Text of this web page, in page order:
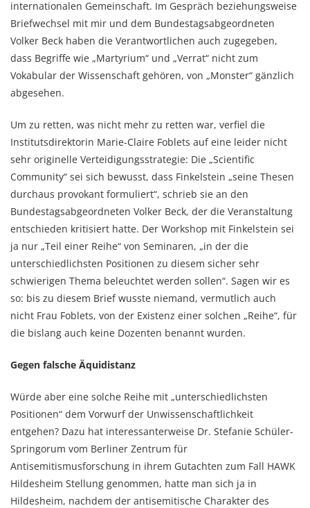
internationalen Gemeinschaft. Im Gespräch beziehungsweise
Briefwechsel mit mir und dem Bundestagsabgeordneten
Volker Beck haben die Verantwortlichen auch zugegeben,
dass Begriffe wie „Martyrium“ und „Verrat“ nicht zum
Vokabular der Wissenschaft gehören, von „Monster“ gänzlich
abgesehen.
Um zu retten, was nicht mehr zu retten war, verfiel die
Institutsdirektorin Marie-Claire Foblets auf eine leider nicht
sehr originelle Verteidigungsstrategie: Die „Scientific
Community“ sei sich bewusst, dass Finkelstein „seine Thesen
durchaus provokant formuliert“, schrieb sie an den
Bundestagsabgeordneten Volker Beck, der die Veranstaltung
entschieden kritisiert hatte. Der Workshop mit Finkelstein sei
ja nur „Teil einer Reihe“ von Seminaren, „in der die
unterschiedlichsten Positionen zu diesem sicher sehr
schwierigen Thema beleuchtet werden sollen“. Sagen wir es
so: bis zu diesem Brief wusste niemand, vermutlich auch
nicht Frau Foblets, von der Existenz einer solchen „Reihe“, für
die bislang auch keine Dozenten benannt wurden.
Gegen falsche Äquidistanz
Würde aber eine solche Reihe mit „unterschiedlichsten
Positionen“ dem Vorwurf der Unwissenschaftlichkeit
entgehen? Dazu hat interessanterweise Dr. Stefanie Schüler-
Springorum vom Berliner Zentrum für
Antisemitismusforschung in ihrem Gutachten zum Fall HAWK
Hildesheim Stellung genommen, hatte man sich ja in
Hildesheim, nachdem der antisemitische Charakter des